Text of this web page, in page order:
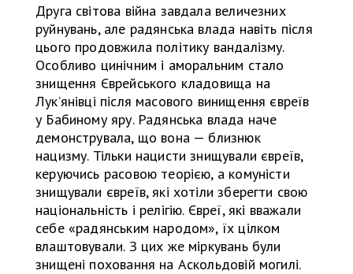
Друга світова війна завдала величезних
руйнувань, але радянська влада навіть після
цього продовжила політику вандалізму.
Особливо цинічним і аморальним стало
знищення Єврейського кладовища на
Лук’янівці після масового винищення євреїв
у Бабиному яру. Радянська влада наче
демонструвала, що вона — близнюк
нацизму. Тільки нацисти знищували євреїв,
керуючись расовою теорією, а комуністи
знищували євреїв, які хотіли зберегти свою
національність і релігію. Євреї, які вважали
себе «радянським народом», їх цілком
влаштовували. З цих же міркувань були
знищені поховання на Аскольдовій могилі.